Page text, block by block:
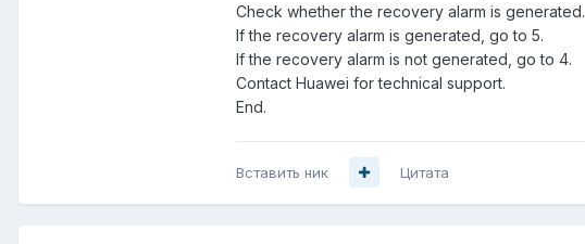
Check whether the recovery alarm is generated.
If the recovery alarm is generated, go to 5.
If the recovery alarm is not generated, go to 4.
Contact Huawei for technical support.
End.
Вставить ник Цитата